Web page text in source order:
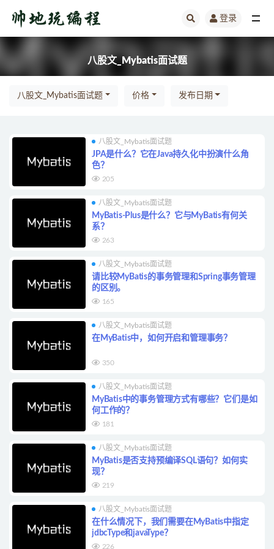
登录
八股文_Mybatis面试题
八股文_Mybatis面试题 价格 发布日期
八股文_Mybatis面试题
JPA是什么？它在Java持久化中扮演什么角
色？
205
八股文_Mybatis面试题
MyBatis-Plus是什么？它与MyBatis有何关
系？
263
八股文_Mybatis面试题
请比较MyBatis的事务管理和Spring事务管理
的区别。
165
八股文_Mybatis面试题
在MyBatis中，如何开启和管理事务？
350
八股文_Mybatis面试题
MyBatis中的事务管理方式有哪些？它们是如
何工作的？
181
八股文_Mybatis面试题
MyBatis是否支持预编译SQL语句？如何实
现？
219
八股文_Mybatis面试题
在什么情况下，我们需要在MyBatis中指定
jdbcType和javaType？
226